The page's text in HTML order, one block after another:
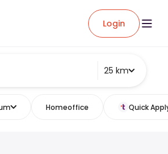
Login
25 km
Homeoffice Quick